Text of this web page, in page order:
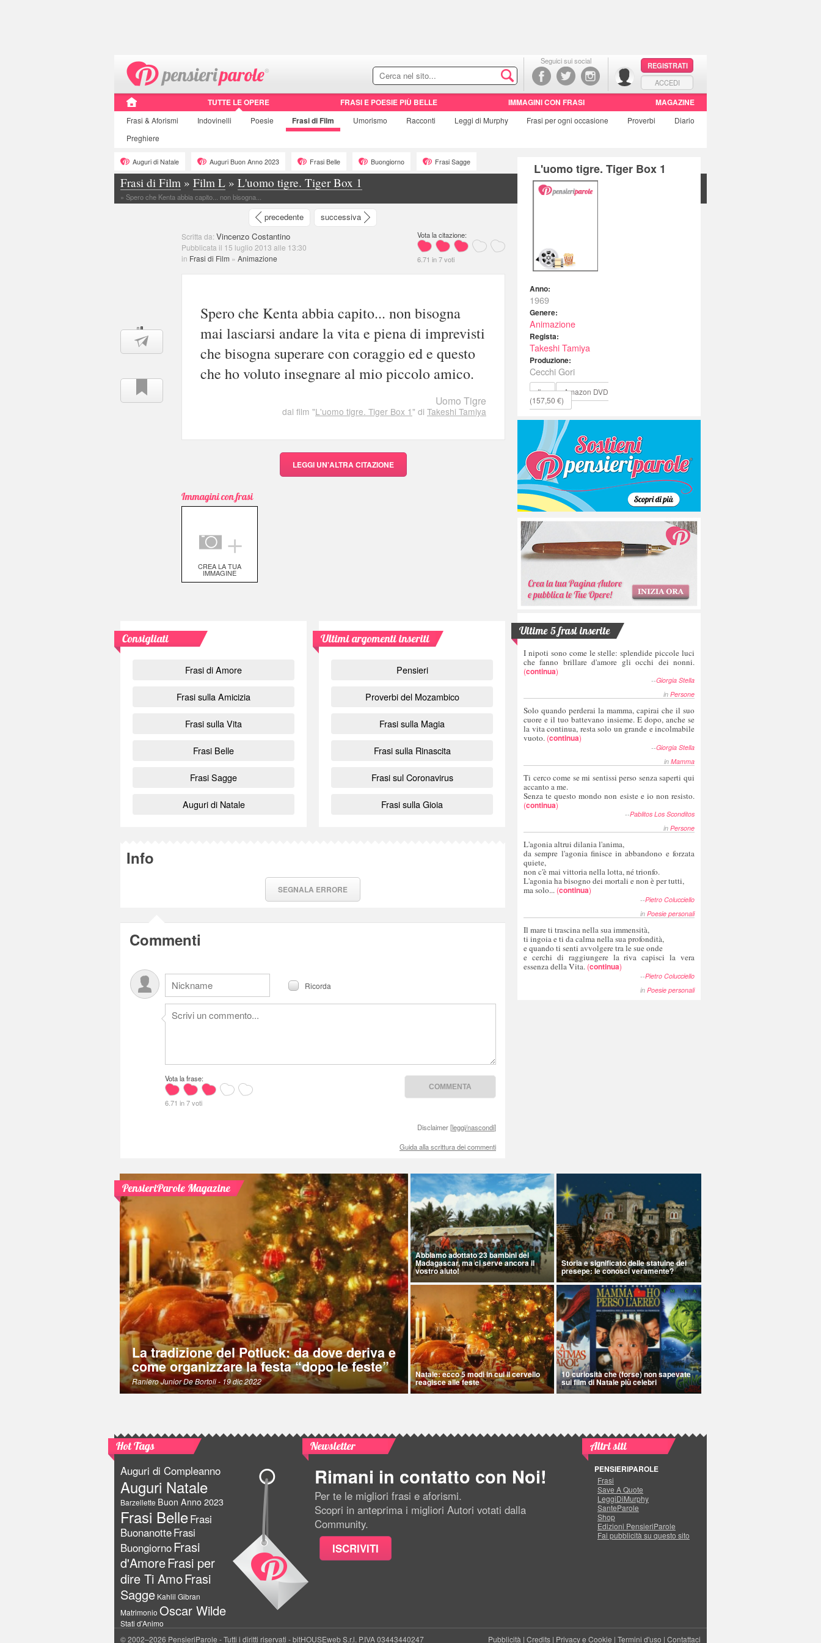
Seguici sui social
REGISTRATI
ACCEDI
TUTTE LE OPERE FRASI E POESIE PIÙ BELLE IMMAGINI CON FRASI MAGAZINE
Frasi & Aforismi Indovinelli Poesie Frasi di Film Umorismo Racconti Leggi di Murphy Frasiper ogni occasione Proverbi
Diario
Preghiere
Auguri di Natale Auguri Buon Anno 2023 Frasi Belle Buongiorno Frasi Sagge
Frasi di Film » Film L » L'uomo tigre. Tiger Box 1
» Spero che Kenta abbia capito... non bisogna...
precedente successiva
Scritta da: Vincenzo Costantino
Pubblicata il 15 luglio 2013 alle 13:30
in Frasi di Film » Animazione
Vota la citazione:
6.71 in7voti
Spero che Kenta abbia capito... non bisogna
mai lasciarsi andare la vita e piena di imprevisti
che bisogna superare con coraggio ed e questo
che ho voluto insegnare al mio piccolo amico.
Uomo Tigre
dal film "L'uomo tigre. Tiger Box 1" di Takeshi Tamiya
LEGGI UN'ALTRA CITAZIONE
Immagini con frasi
＋
CREA LA TUA
IMMAGINE
Consigliati
Frasi di Amore
Frasi sulla Amicizia
Frasi sulla Vita
Frasi Belle
Frasi Sagge
Auguri di Natale
Ultimi argomenti inseriti
Pensieri
Proverbi del Mozambico
Frasi sulla Magia
Frasi sulla Rinascita
Frasi sul Coronavirus
Frasi sulla Gioia
Info
SEGNALA ERRORE
Commenti
Ricorda
Vota la frase:
6.71 in 7 voti
Disclaimer [leggi/nascondi]
Guida alla scrittura dei commenti
L'uomo tigre. Tiger Box 1
Anno:
1969
Genere:
Animazione
Regista:
Takeshi Tamiya
Produzione:
Cecchi Gori
Ibs
Amazon DVD
(157,50 €)
Ultime 5 frasi inserite
I nipoti sono come le stelle: splendide piccole luci
che fanno brillare d'amore gli occhi dei nonni.
(continua)
--Giorgia Stella
in Persone
Solo quando perderai la mamma, capirai che il suo
cuore e il tuo battevano insieme. E dopo, anche se
la vita continua, resta solo un grande e incolmabile
vuoto. (continua)
--Giorgia Stella
in Mamma
Ti cerco come se mi sentissi perso senza saperti qui
accanto a me.
Senza te questo mondo non esiste e io non resisto.
(continua)
--Pablitos Los Sconditos
in Persone
L'agonia altrui dilania l'anima,
da sempre l'agonia finisce in abbandono e forzata
quiete,
non c'è mai vittoria nella lotta, né trionfo.
L'agonia ha bisogno dei mortali e non è per tutti,
ma solo... (continua)
--Pietro Colucciello
in Poesie personali
Il mare ti trascina nella sua immensità,
ti ingoia e ti da calma nella sua profondità,
e quando ti senti avvolgere tra le sue onde
e cerchi di raggiungere la riva capisci la vera
essenza della Vita. (continua)
--Pietro Colucciello
in Poesie personali
PensieriParole Magazine
La tradizione del Potluck: da dove deriva e
come organizzare la festa “dopo le feste”
Raniero Junior De Bortoli- 19 dic 2022
Abbiamo adottato 23 bambini del
Madagascar, ma ci serve ancora il
vostro aiuto!
Storia e significato delle statuine del
presepe: le conosci veramente?
Natale: ecco 5 modi in cui il cervello
reagisce alle feste
10 curiosità che (forse) non sapevate
sui film di Natale più celebri
Hot Tags
Auguri di Compleanno
Auguri Natale
Barzellette Buon Anno 2023
Frasi BelleFrasi
BuonanotteFrasi
BuongiornoFrasi
d'AmoreFrasi per
dire Ti AmoFrasi
Sagge Kahlil Gibran
Matrimonio Oscar Wilde
Stati d'Animo
Newsletter
Rimani in contatto con Noi!
Per te le migliori frasi e aforismi.
Scopri in anteprima i migliori Autori votati dalla
Community.
ISCRIVITI
Altri siti
PENSIERIPAROLE
Frasi
Save A Quote
LeggiDiMurphy
SanteParole
Shop
Edizioni PensieriParole
Fai pubblicità su questo sito
© 2002–2026 PensieriParole - Tutti i diritti riservati -bitHOUSEweb S.r.l. P.IVA 03443440247 Pubblicità | Credits | Privacy e Cookie | Termini d'uso | Contattaci